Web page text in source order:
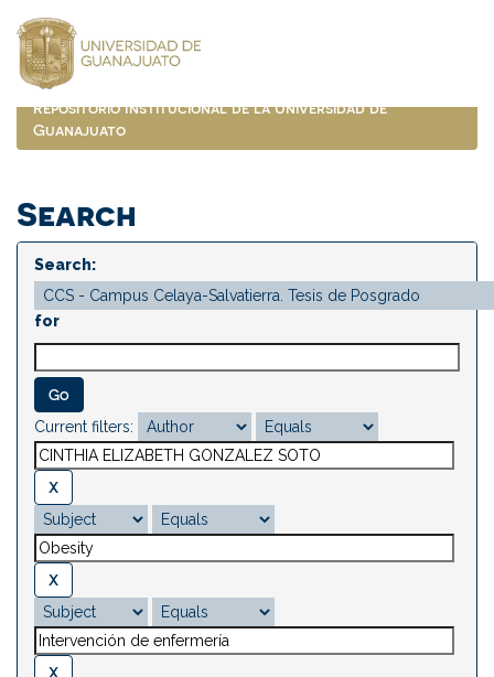
navigation
Repositorio Institucional de la Universidad de
Guanajuato
Search
Search:
for
Current filters: